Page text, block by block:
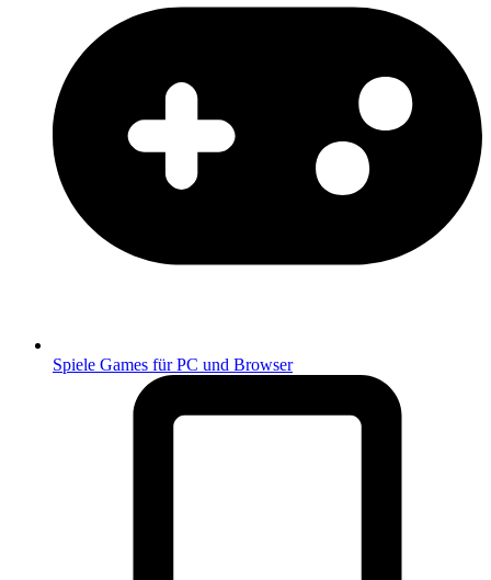
Spiele Games für PC und Browser